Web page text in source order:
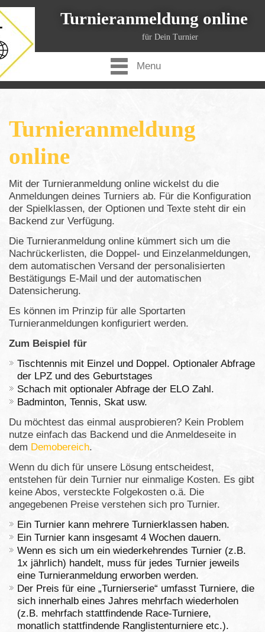
Turnieranmeldung online
für Dein Turnier
Menu
Turnieranmeldung
online
Mit der Turnieranmeldung online wickelst du die
Anmeldungen deines Turniers ab. Für die Konfiguration
der Spielklassen, der Optionen und Texte steht dir ein
Backend zur Verfügung.
Die Turnieranmeldung online kümmert sich um die
Nachrückerlisten, die Doppel- und Einzelanmeldungen,
dem automatischen Versand der personalisierten
Bestätigungs E-Mail und der automatischen
Datensicherung.
Es können im Prinzip für alle Sportarten
Turnieranmeldungen konfiguriert werden.
Zum Beispiel für
Tischtennis mit Einzel und Doppel. Optionaler Abfrage
der LPZ und des Geburtstages
Schach mit optionaler Abfrage der ELO Zahl.
Badminton, Tennis, Skat usw.
Du möchtest das einmal ausprobieren? Kein Problem
nutze einfach das Backend und die Anmeldeseite in
dem Demobereich.
Wenn du dich für unsere Lösung entscheidest,
entstehen für dein Turnier nur einmalige Kosten. Es gibt
keine Abos, versteckte Folgekosten o.ä. Die
angegebenen Preise verstehen sich pro Turnier.
Ein Turnier kann mehrere Turnierklassen haben.
Ein Turnier kann insgesamt 4 Wochen dauern.
Wenn es sich um ein wiederkehrendes Turnier (z.B.
1x jährlich) handelt, muss für jedes Turnier jeweils
eine Turnieranmeldung erworben werden.
Der Preis für eine „Turnierserie“ umfasst Turniere, die
sich innerhalb eines Jahres mehrfach wiederholen
(z.B. mehrfach stattfindende Race-Turniere,
monatlich stattfindende Ranglistenturniere etc.).